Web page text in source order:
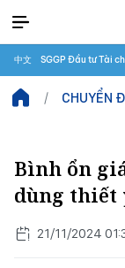
中文 SGGP Đầu tư Tài
CHUYỂN
Bình ổn
dùng thiết
21/11/2024